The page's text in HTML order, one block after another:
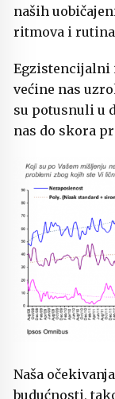
naših
ritmova i
Egzistencijalni
većine nas
su potusnuli u
nas do skora
Naša
budućnosti,